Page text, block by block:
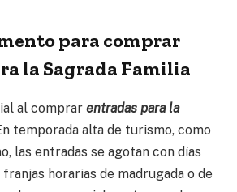
para comprar
la Sagrada Familia
al comprar entradas para la
temporada alta de turismo, como
las entradas se agotan con días
horarias de madrugada o de